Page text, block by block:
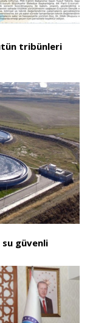
tribünleri
güvenli